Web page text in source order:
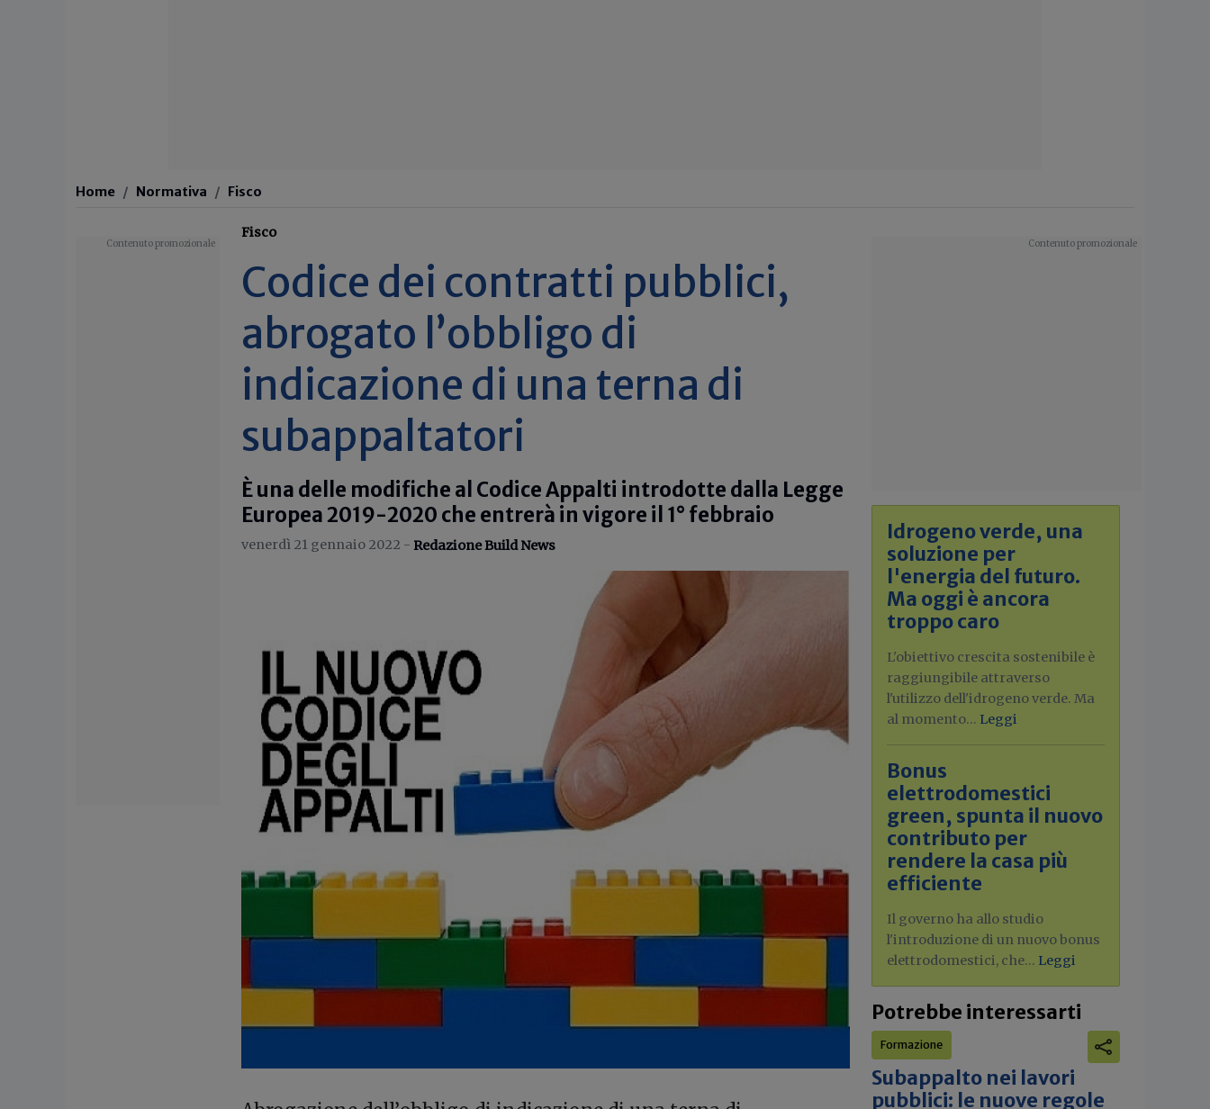
Home Normativa Fisco
Fisco
Codice dei contratti pubblici,
abrogato l’obbligo di
indicazione di una terna di
subappaltatori
È una delle modifiche al Codice Appalti introdotte dalla Legge
Europea 2019-2020 che entrerà in vigore il 1° febbraio
venerdì 21 gennaio 2022 - Redazione Build News
Idrogeno verde, una
soluzione per
l'energia del futuro.
Ma oggi è ancora
troppo caro
L'obiettivo crescita sostenibile è
raggiungibile attraverso
l'utilizzo dell'idrogeno verde. Ma
al momento... Leggi
Bonus
elettrodomestici
green, spunta il nuovo
contributo per
rendere la casa più
efficiente
Il governo ha allo studio
l'introduzione di un nuovo bonus
elettrodomestici, che... Leggi
Potrebbe interessarti
Formazione
Subappalto nei lavori
pubblici: le nuove regole